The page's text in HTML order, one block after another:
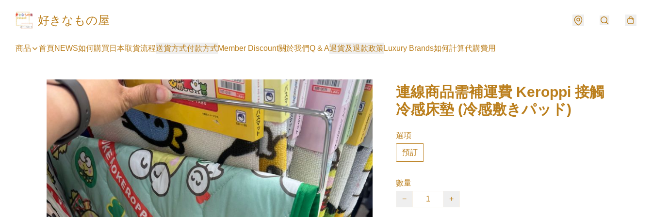
好きなもの屋
商品 首頁NEWS如何購買 日本取貨流程送貨方式付款方式Member Discount關於我們Q & A退貨及退款政策Luxury Brands如何計算代購費用
連線商品需補運費 Keroppi 接觸
冷感床墊 (冷感敷きパッド)
選項
預訂
數量
−
+